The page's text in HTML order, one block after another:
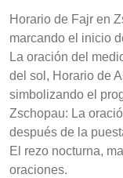
Horario de Fajr en
marcando el inicio
La oración del
del sol, Horario de
simbolizando el
Zschopau: La
después de la
El rezo nocturna,
oraciones.